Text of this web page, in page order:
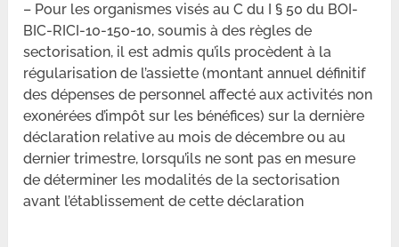
– Pour les organismes visés au C du I § 50 du BOI-
BIC-RICI-10-150-10, soumis à des règles de
sectorisation, il est admis qu’ils procèdent à la
régularisation de l’assiette (montant annuel définitif
des dépenses de personnel affecté aux activités non
exonérées d’impôt sur les bénéfices) sur la dernière
déclaration relative au mois de décembre ou au
dernier trimestre, lorsqu’ils ne sont pas en mesure
de déterminer les modalités de la sectorisation
avant l’établissement de cette déclaration